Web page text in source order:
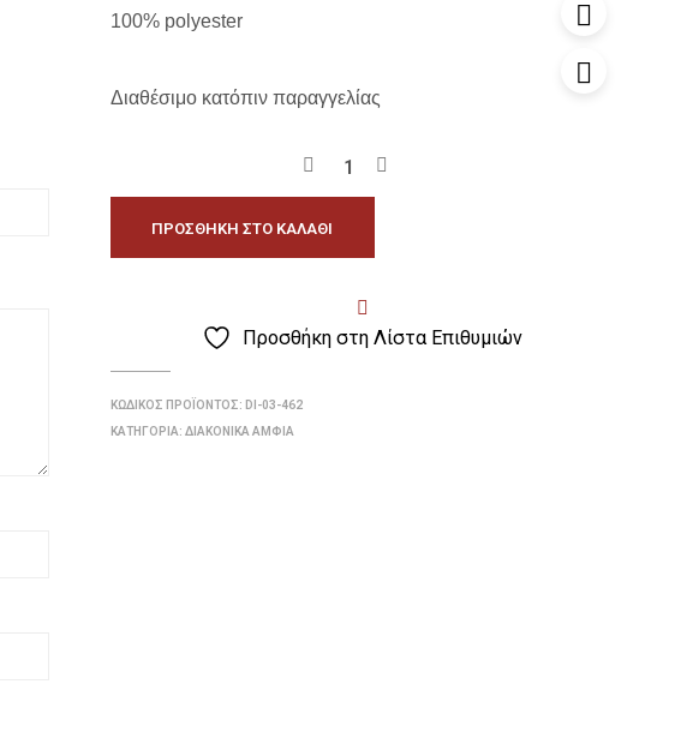
100% polyester
Διαθέσιμο κατόπιν παραγγελίας
ΠΡΟΣΘΉΚΗ ΣΤΟ ΚΑΛΆΘΙ
Προσθήκη στη Λίστα Επιθυμιών
ΚΩΔΙΚΌΣ ΠΡΟΪΌΝΤΟΣ: DI-03-462
ΚΑΤΗΓΟΡΊΑ: ΔΙΑΚΟΝΙΚΆ ΆΜΦΙΑ